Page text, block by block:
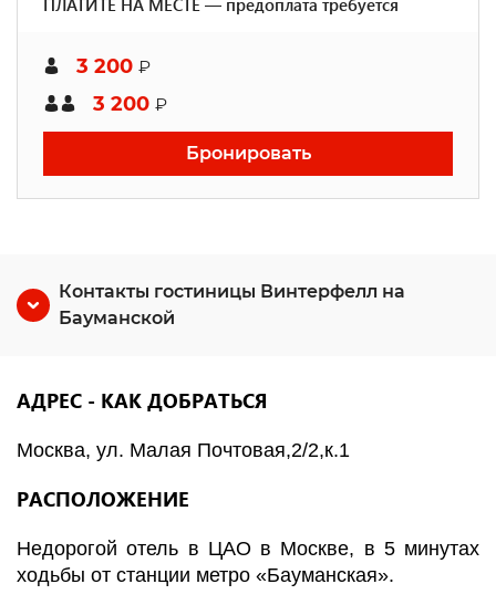
ПЛАТИТЕ НА МЕСТЕ — предоплата требуется
3 200 ₽
3 200 ₽
Бронировать
Контакты гостиницы Винтерфелл на
Бауманской
АДРЕС - КАК ДОБРАТЬСЯ
Москва, ул. Малая Почтовая,2/2,к.1
РАСПОЛОЖЕНИЕ
Недорогой отель в ЦАО в Москве, в 5 минутах
ходьбы от станции метро «Бауманская».